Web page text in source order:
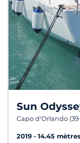
Sun
Capo d'Orlando
2019 14.45